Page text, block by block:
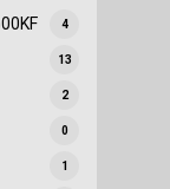
4
13
2
0
1